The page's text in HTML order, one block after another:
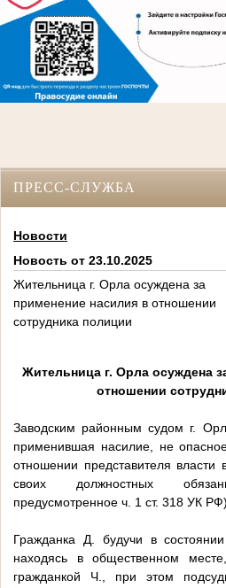
ПРЕСС-СЛУЖБА
Новости
Новость от 23.10.2025
Жительница г. Орла осуждена за
применение насилия в отношении
сотрудника полиции
Жительница г. Орла осуждена
отношении
Заводским районным судом г.
применившая насилие, не
отношении представителя
своих должностных
предусмотренное ч. 1 ст. 318 УК
Гражданка Д. будучи в состоянии
находясь в общественном
гражданкой Ч., при этом